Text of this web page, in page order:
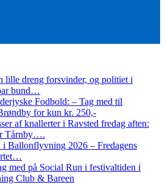
lille dreng forsvinder, og politiet i
bund…
Fodbold: – Tag med til
for kun kr. 250,-
af knallerter i Ravsted fredag aften:
Tårnby….
Ballonflyvning 2026 – Fredagens
med på Social Run i festivaltiden i
Club & Bareen